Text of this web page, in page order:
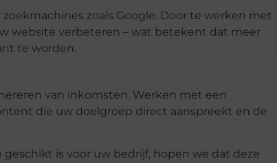
zoals Google. Door te werken met
website verbeteren – wat betekent dat meer
te worden.
van inkomsten. Werken met een
die uw doelgroep direct aanspreekt en de
is voor uw bedrijf, hopen we dat deze